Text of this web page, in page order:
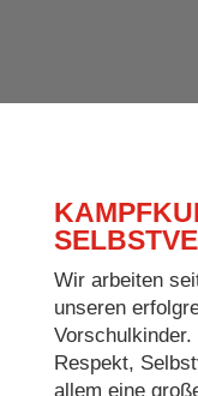
Wir arbeiten
unseren
Respekt,
allem eine